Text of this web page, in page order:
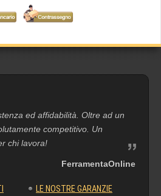
ed affidabilità. Oltre ad un
competitivo. Un
chi lavora!
FerramentaOnline
LE NOSTRE GARANZIE